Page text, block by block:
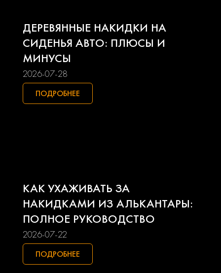
Lifan Mazda
Mitsubishi
Seat Skoda
Smart Ssangyong
Subaru
ДЕРЕВЯННЫЕ НАКИДКИ НА
СИДЕНЬЯ АВТО: ПЛЮСЫ И
МИНУСЫ
2026-07-28
ПОДРОБНЕЕ
КАК УХАЖИВАТЬ ЗА
НАКИДКАМИ ИЗ АЛЬКАНТАРЫ:
ПОЛНОЕ РУКОВОДСТВО
2026-07-22
ПОДРОБНЕЕ